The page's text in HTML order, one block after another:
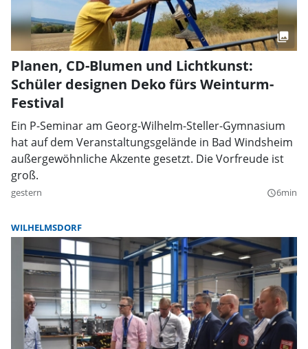
Planen, CD-Blumen und Lichtkunst:
Schüler designen Deko fürs Weinturm-
Festival
Ein P-Seminar am Georg-Wilhelm-Steller-Gymnasium
hat auf dem Veranstaltungsgelände in Bad Windsheim
außergewöhnliche Akzente gesetzt. Die Vorfreude ist
groß.
gestern query_builder6min
WILHELMSDORF